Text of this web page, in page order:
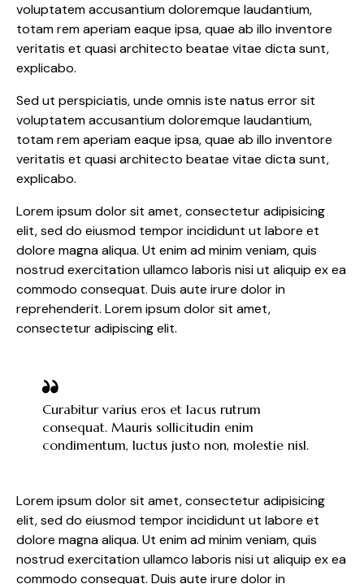
voluptatem accusantium doloremque laudantium,
totam rem aperiam eaque ipsa, quae ab illo inventore
veritatis et quasi architecto beatae vitae dicta sunt,
explicabo.
Sed ut perspiciatis, unde omnis iste natus error sit
voluptatem accusantium doloremque laudantium,
totam rem aperiam eaque ipsa, quae ab illo inventore
veritatis et quasi architecto beatae vitae dicta sunt,
explicabo.
Lorem ipsum dolor sit amet, consectetur adipisicing
elit, sed do eiusmod tempor incididunt ut labore et
dolore magna aliqua. Ut enim ad minim veniam, quis
nostrud exercitation ullamco laboris nisi ut aliquip ex ea
commodo consequat. Duis aute irure dolor in
reprehenderit. Lorem ipsum dolor sit amet,
consectetur adipiscing elit.
Curabitur varius eros et lacus rutrum
consequat. Mauris sollicitudin enim
condimentum, luctus justo non, molestie nisl.
Lorem ipsum dolor sit amet, consectetur adipisicing
elit, sed do eiusmod tempor incididunt ut labore et
dolore magna aliqua. Ut enim ad minim veniam, quis
nostrud exercitation ullamco laboris nisi ut aliquip ex ea
commodo consequat. Duis aute irure dolor in